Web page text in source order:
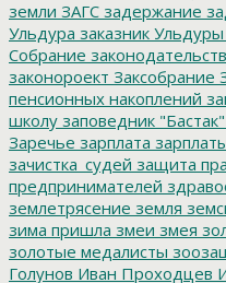
земли ЗАГС задержание
Ульдура заказник Ульдуры
Собрание
законороект Заксобрание
пенсионных накоплений
школу заповедник "Бастак"
Заречье зарплата
зачистка_судей защита
предпринимателей
землетрясение земля
зима пришла змеи змея
золотые медалисты
Голунов Иван Проходцев